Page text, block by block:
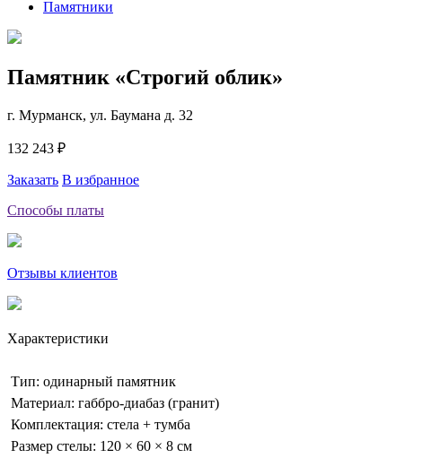
Памятники
Памятник «Строгий облик»
г. Мурманск, ул. Баумана д. 32
132 243 ₽
Заказать В избранное
Способы платы
Отзывы клиентов
Характеристики
Тип: одинарный памятник
Материал: габбро-диабаз (гранит)
Комплектация: стела + тумба
Размер стелы: 120 × 60 × 8 см